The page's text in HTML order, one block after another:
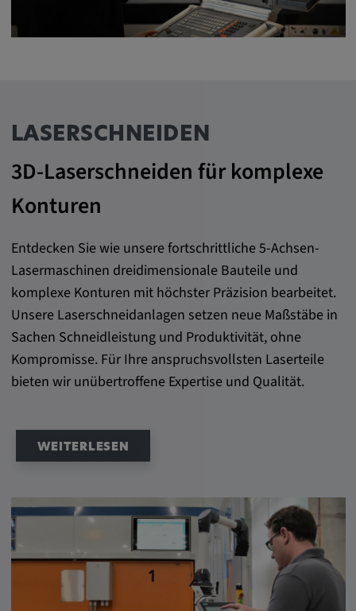
LASERSCHNEIDEN
3D-Laserschneiden für komplexe
Konturen
Entdecken Sie wie unsere fortschrittliche 5-Achsen-
Lasermaschinen dreidimensionale Bauteile und
komplexe Konturen mit höchster Präzision bearbeitet.
Unsere Laserschneidanlagen setzen neue Maßstäbe in
Sachen Schneidleistung und Produktivität, ohne
Kompromisse. Für Ihre anspruchsvollsten Laserteile
bieten wir unübertroffene Expertise und Qualität.
WEITERLESEN
eingebetteten Drittanbieter-Tool gesetzt und
dienen der Analyse von
Externe Medien
Zweck:
Alle Cookies der Kategorie "Externe
Medien"
Statistik
Statistik Cookies sammeln anonyme
Verhalten unserer Nutzer auf unserer
Webseite besser zu verstehen.
_pk_id.*, _pk_ses.*
_pk_id.*, _pk_ses.*